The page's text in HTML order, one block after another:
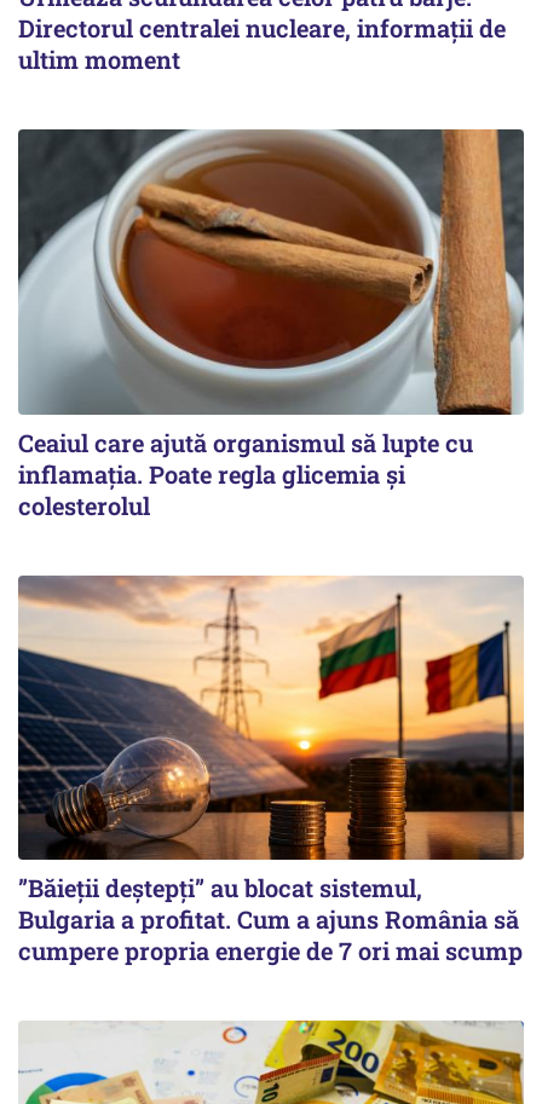
Directorul centralei nucleare, informații de
ultim moment
Ceaiul care ajută organismul să lupte cu
inflamația. Poate regla glicemia și
colesterolul
”Băieții deștepți” au blocat sistemul,
Bulgaria a profitat. Cum a ajuns România să
cumpere propria energie de 7 ori mai scump